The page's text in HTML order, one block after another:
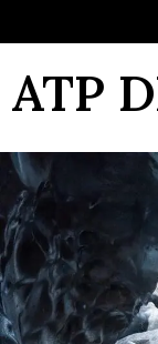
ATP